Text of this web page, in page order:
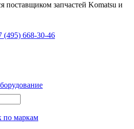
поставщиком запчастей Komatsu и
(495) 668-30-46
по маркам